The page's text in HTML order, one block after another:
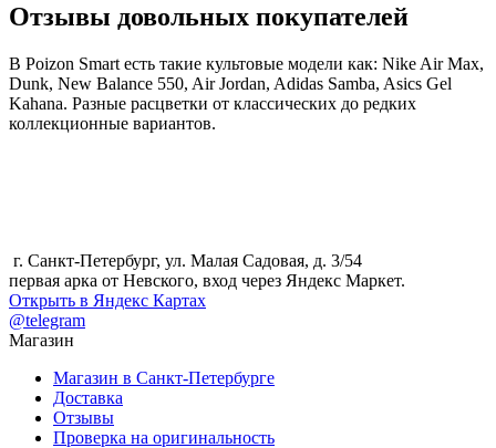
Отзывы довольных покупателей
В Poizon Smart есть такие культовые модели как: Nike Air Max,
Dunk, New Balance 550, Air Jordan, Adidas Samba, Asics Gel
Kahana. Разные расцветки от классических до редких
коллекционные вариантов.
г. Санкт-Петербург, ул. Малая Садовая, д. 3/54
первая арка от Невского, вход через Яндекс Маркет.
Открыть в Яндекс Картах
@telegram
Магазин
Магазин в Санкт-Петербурге
Доставка
Отзывы
Проверка на оригинальность